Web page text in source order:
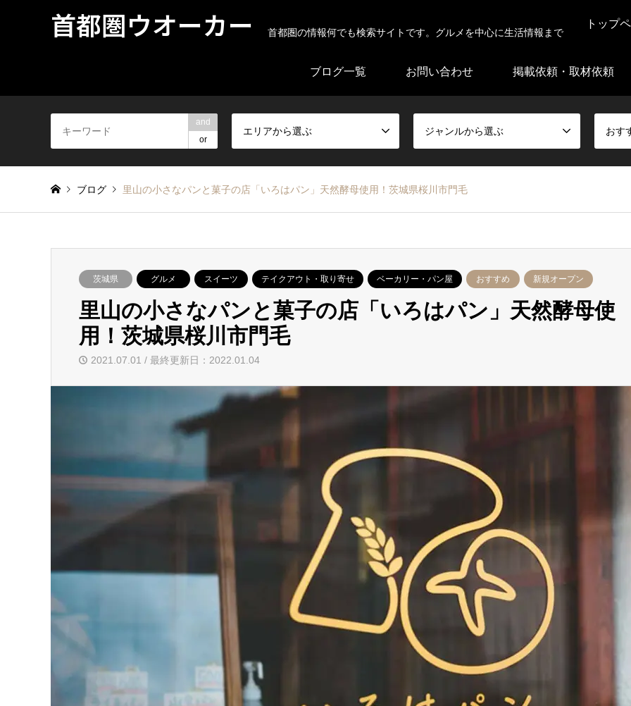
首都圏ウオーカー 首都圏の情報何でも検索サイトです。グルメを中心に生活情報まで
トップ
ブログ一覧 お問い合わせ 掲載依頼・取材依頼
and
or
エリアから選ぶ ジャンルから選ぶ おす
ブログ 里山の小さなパンと菓子の店「いろはパン」天然酵母使用！茨城県桜川市門毛
茨城県 グルメ スイーツ テイクアウト・取り寄せ ベーカリー・パン屋 おすすめ 新規オープン
里山の小さなパンと菓子の店「いろはパン」天然酵母使
用！茨城県桜川市門毛
2021.07.01 / 最終更新日：2022.01.04